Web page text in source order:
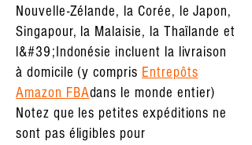
Nouvelle-Zélande, la Corée, le Japon,
Singapour, la Malaisie, la Thaïlande et
l&#39;Indonésie incluent la livraison
à domicile (y compris Entrepôts
Amazon FBAdans le monde entier)
Notez que les petites expéditions ne
sont pas éligibles pour